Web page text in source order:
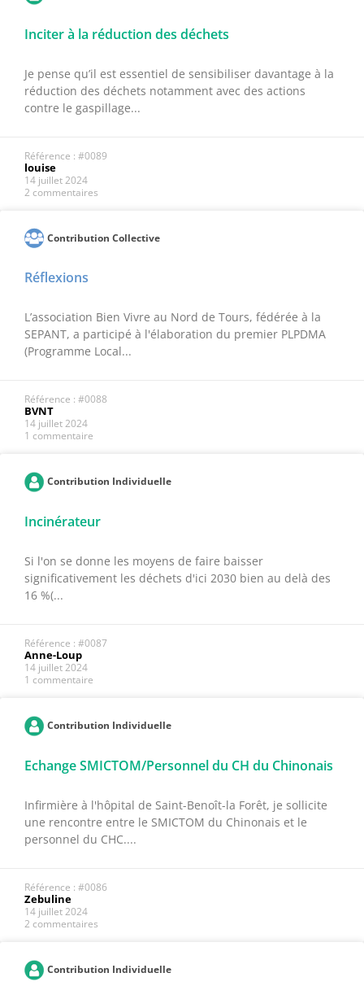
Inciter à la réduction des déchets
Je pense qu’il est essentiel de sensibiliser davantage à la
réduction des déchets notamment avec des actions
contre le gaspillage...
Référence : #0089
louise
14 juillet 2024
2 commentaires
Contribution Collective
Réflexions
L’association Bien Vivre au Nord de Tours, fédérée à la
SEPANT, a participé à l'élaboration du premier PLPDMA
(Programme Local...
Référence : #0088
BVNT
14 juillet 2024
1 commentaire
Contribution Individuelle
Incinérateur
Si l'on se donne les moyens de faire baisser
significativement les déchets d'ici 2030 bien au delà des
16 %(...
Référence : #0087
Anne-Loup
14 juillet 2024
1 commentaire
Contribution Individuelle
Echange SMICTOM/Personnel du CH du Chinonais
Infirmière à l'hôpital de Saint-Benoît-la Forêt, je sollicite
une rencontre entre le SMICTOM du Chinonais et le
personnel du CHC....
Référence : #0086
Zebuline
14 juillet 2024
2 commentaires
Contribution Individuelle